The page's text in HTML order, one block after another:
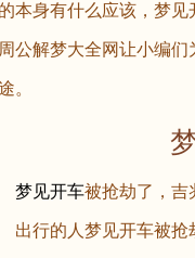
本身有什么应该，梦
公解梦大全网让小编
。
梦
梦见开车被抢劫了，吉
行的人梦见开车被抢